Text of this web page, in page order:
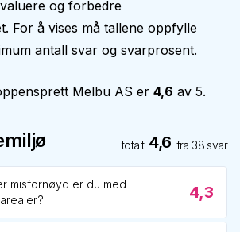
og forbedre
For å vises må tallene oppfylle
antall svar og svarprosent.
Melbu AS er 4,6 av 5.
totalt 4,6 fra 38 svar
misfornøyd er du med
4,3